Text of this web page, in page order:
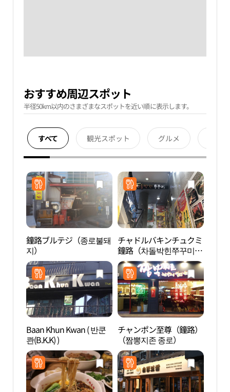
おすすめ周辺スポット
半径50km以内のさまざまなスポットを近い順に表示します。
すべて 観光スポット グルメ
鐘路ブルテジ（종로불돼
지）
チャドルバキンチュクミ
鐘路（차돌박힌쭈꾸미
종로）
Baan Khun Kwan ( 반쿤
콴(B.K.K) )
チャンポン至尊（鐘路）
（짬뽕지존 종로）